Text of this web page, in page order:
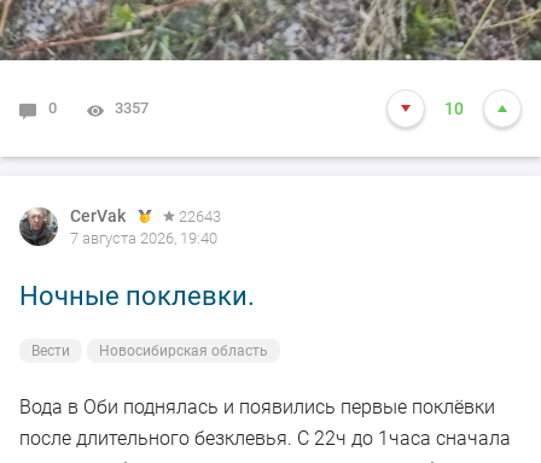
0 3357 10
CerVak
22643
7 августа 2026, 19:40
Ночные поклевки.
Вести Новосибирская область
Вода в Оби поднялась и появились первые поклёвки
после длительного безклевья. С 22ч до 1часа сначала